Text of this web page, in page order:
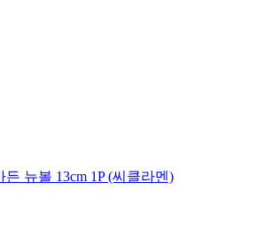
뉴볼 13cm 1P (씨클라멘)